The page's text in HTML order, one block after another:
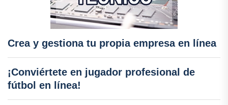
Crea y gestiona tu propia empresa en línea
¡Conviértete en jugador profesional de
fútbol en línea!